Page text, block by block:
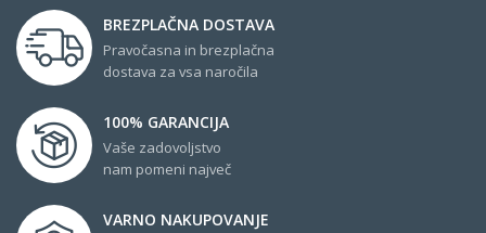
BREZPLAČNA DOSTAVA
Pravočasna in brezplačna
dostava za vsa naročila
100% GARANCIJA
Vaše zadovoljstvo
nam pomeni največ
VARNO NAKUPOVANJE